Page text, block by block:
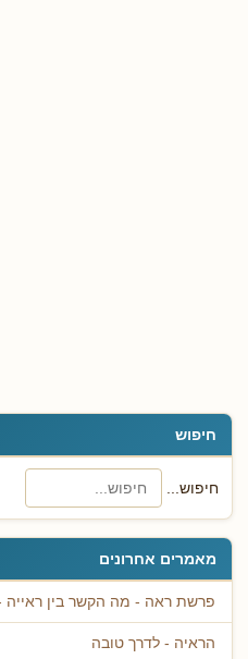
חיפוש
חיפוש...
מאמרים אחרונים
פרשת ראה - מה הקשר בין ראייה
הראיה - לדרך טובה